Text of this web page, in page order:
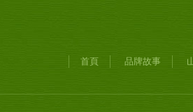
首頁 品牌故事